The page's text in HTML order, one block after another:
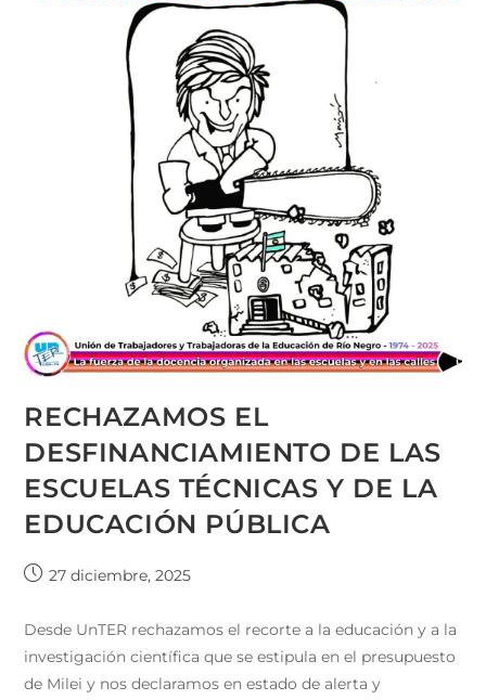
RECHAZAMOS EL
DESFINANCIAMIENTO DE LAS
ESCUELAS TÉCNICAS Y DE LA
EDUCACIÓN PÚBLICA
27 diciembre, 2025
Desde UnTER rechazamos el recorte a la educación y a la
investigación científica que se estipula en el presupuesto
de Milei y nos declaramos en estado de alerta y